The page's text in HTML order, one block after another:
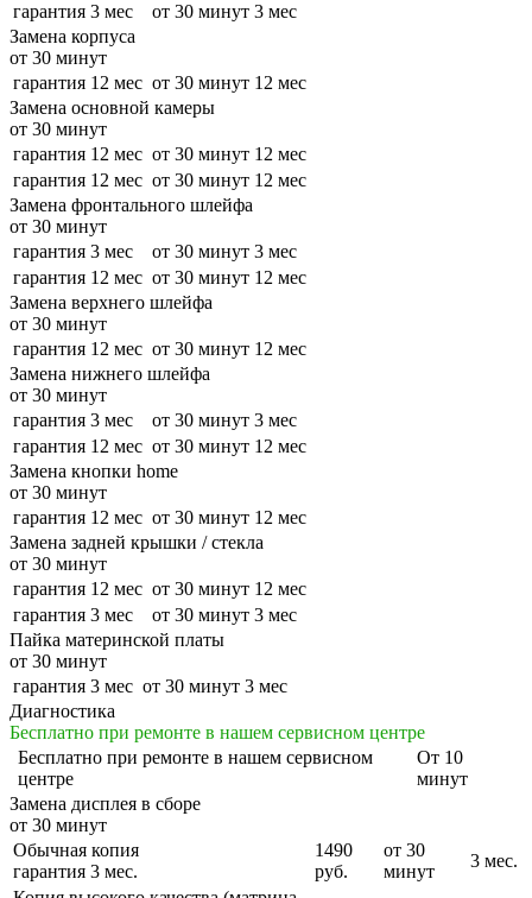
гарантия 3 мес
от 30 минут 3 мес
Замена корпуса
от 30 минут
гарантия 12 мес от 30 минут 12 мес
Замена основной камеры
от 30 минут
гарантия 12 мес от 30 минут 12 мес
гарантия 12 мес от 30 минут 12 мес
Замена фронтального шлейфа
от 30 минут
гарантия 3 мес
от 30 минут 3 мес
гарантия 12 мес от 30 минут 12 мес
Замена верхнего шлейфа
от 30 минут
гарантия 12 мес от 30 минут 12 мес
Замена нижнего шлейфа
от 30 минут
гарантия 3 мес
от 30 минут 3 мес
гарантия 12 мес от 30 минут 12 мес
Замена кнопки home
от 30 минут
гарантия 12 мес от 30 минут 12 мес
Замена задней крышки / стекла
от 30 минут
гарантия 12 мес от 30 минут 12 мес
гарантия 3 мес
от 30 минут 3 мес
Пайка материнской платы
от 30 минут
гарантия 3 мес от 30 минут 3 мес
Диагностика
Бесплатно при ремонте в нашем сервисном центре
Бесплатно при ремонте в нашем сервисном
центре
От 10
минут
Замена дисплея в сборе
от 30 минут
Обычная копия
гарантия 3 мес.
1490
руб.
от 30
минут
3 мес.